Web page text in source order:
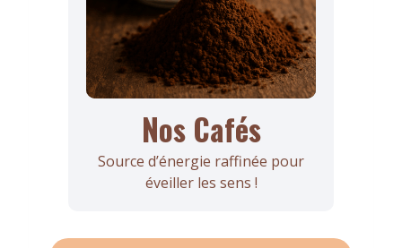
Nos Cafés
Source d’énergie raffinée pour
éveiller les sens !